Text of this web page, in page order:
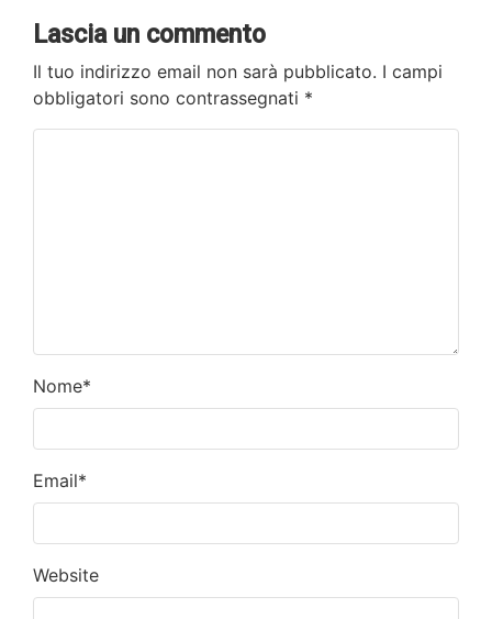
Lascia un commento
Il tuo indirizzo email non sarà pubblicato. I campi
obbligatori sono contrassegnati *
Nome*
Email*
Website